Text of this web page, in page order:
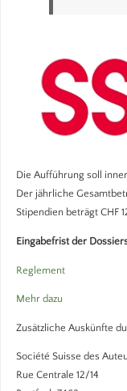
Die Aufführung soll
Der jährliche
Stipendien beträgt CHF
Eingabefrist der
Reglement
Mehr dazu
Zusätzliche Auskünfte
Société Suisse des
Rue Centrale 12/14